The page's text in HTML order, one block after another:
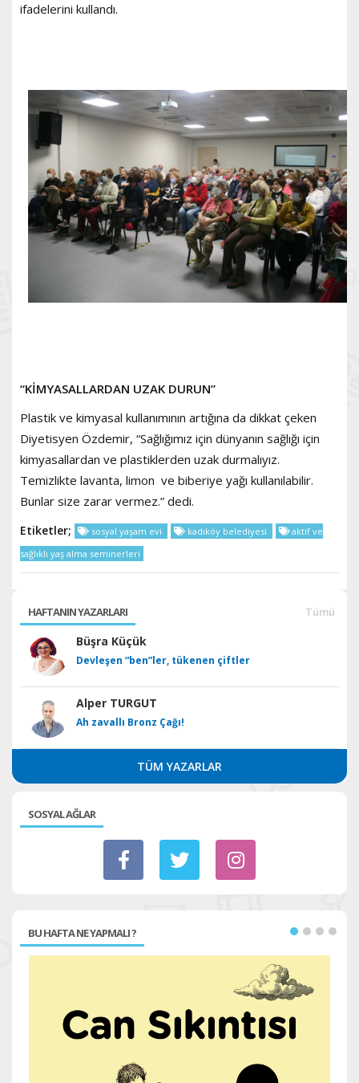
ifadelerini kullandı.
“KİMYASALLARDAN UZAK DURUN”
Plastik ve kimyasal kullanımının artığına da dikkat çeken
Diyetisyen Özdemir, “Sağlığımız için dünyanın sağlığı için
kimyasallardan ve plastiklerden uzak durmalıyız.
Temizlikte lavanta, limon ve biberiye yağı kullanılabilir.
Bunlar size zarar vermez.” dedi.
Etiketler; sosyal yaşam evi kadıköy belediyesi
aktif ve
sağlıklı yaş alma seminerleri
HAFTANIN YAZARLARI Tümü
Büşra Küçük
Devleşen “ben”ler, tükenen çiftler
Alper TURGUT
Ah zavallı Bronz Çağı!
TÜM YAZARLAR
SOSYAL AĞLAR
BU HAFTA NE YAPMALI ?